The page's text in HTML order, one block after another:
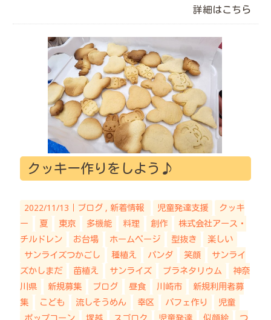
詳細はこちら
クッキー作りをしよう♪
2022/11/13｜ ブログ 新着情報 児童発達支援
クッキ
ー
夏 東京 多機能 料理 創作
株式会社アース・
チルドレン
お台場 ホームページ 型抜き
楽しい
サンライズつかごし
種植え パンダ 笑顔
サンライ
ズかしまだ
苗植え サンライズ プラネタリウム
神奈
川県
新規募集 ブログ 昼食 川崎市
新規利用者募
集
こども 流しそうめん 幸区 パフェ作り
児童